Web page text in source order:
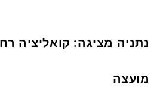
מועצה